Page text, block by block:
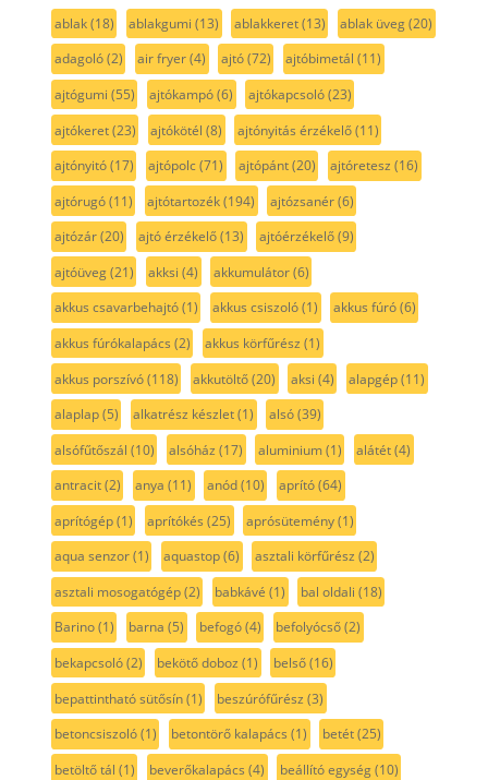
ablak(18) ablakgumi (13) ablakkeret(13) ablak üveg(20)
adagoló(2) air fryer(4) ajtó(72) ajtóbimetál (11)
ajtógumi (55) ajtókampó(6) ajtókapcsoló(23)
ajtókeret(23) ajtókötél (8) ajtónyitás érzékelő(11)
ajtónyitó(17) ajtópolc(71) ajtópánt(20) ajtóretesz (16)
ajtórugó(11) ajtótartozék(194) ajtózsanér(6)
ajtózár(20) ajtó érzékelő(13) ajtóérzékelő(9)
ajtóüveg(21) akksi (4) akkumulátor(6)
akkus csavarbehajtó(1) akkus csiszoló(1) akkus fúró(6)
akkus fúrókalapács (2) akkus körfűrész (1)
akkus porszívó(118) akkutöltő(20) aksi (4) alapgép(11)
alaplap(5) alkatrész készlet(1) alsó(39)
alsófűtőszál (10) alsóház (17) aluminium(1) alátét(4)
antracit(2) anya (11) anód(10) aprító(64)
aprítógép(1) aprítókés (25) aprósütemény(1)
aqua senzor(1) aquastop(6) asztali körfűrész (2)
asztali mosogatógép(2) babkávé (1) bal oldali (18)
Barino(1) barna (5) befogó(4) befolyócső(2)
bekapcsoló(2) bekötő doboz (1) belső(16)
bepattintható sütősín(1) beszúrófűrész (3)
betoncsiszoló(1) betontörő kalapács (1) betét(25)
betöltő tál (1) beverőkalapács (4) beállító egység(10)